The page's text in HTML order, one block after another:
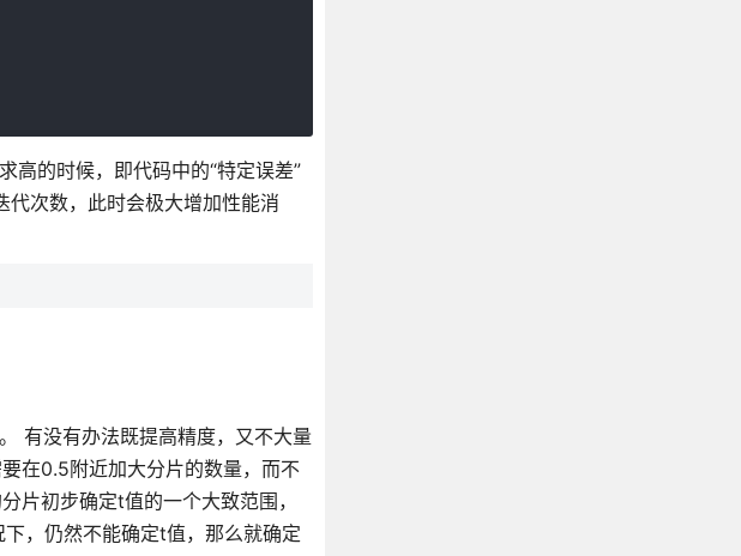
高的时候，即代码中的“特定误差”
次数，此时会极大增加性能消
有没有办法既提高精度，又不大量
在0.5附近加大分片的数量，而不
片初步确定t值的一个大致范围，
，仍然不能确定t值，那么就确定